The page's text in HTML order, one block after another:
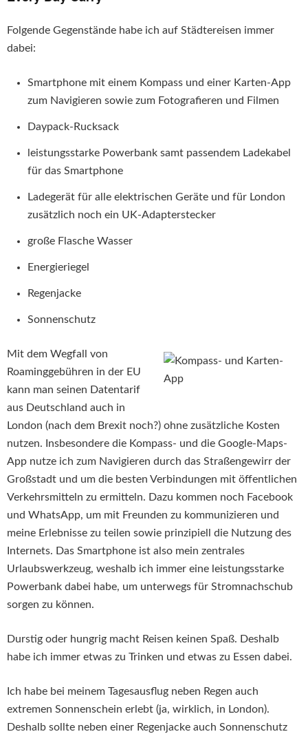
Folgende Gegenstände habe ich auf Städtereisen immer
dabei:
Smartphone mit einem Kompass und einer Karten-App
zum Navigieren sowie zum Fotografieren und Filmen
Daypack-Rucksack
leistungsstarke Powerbank samt passendem Ladekabel
für das Smartphone
Ladegerät für alle elektrischen Geräte und für London
zusätzlich noch ein UK-Adapterstecker
große Flasche Wasser
Energieriegel
Regenjacke
Sonnenschutz
Mit dem Wegfall von
Roaminggebühren in der EU
kann man seinen Datentarif
aus Deutschland auch in
London (nach dem Brexit noch?) ohne zusätzliche Kosten
nutzen. Insbesondere die Kompass- und die Google-Maps-
App nutze ich zum Navigieren durch das Straßengewirr der
Großstadt und um die besten Verbindungen mit öffentlichen
Verkehrsmitteln zu ermitteln. Dazu kommen noch Facebook
und WhatsApp, um mit Freunden zu kommunizieren und
meine Erlebnisse zu teilen sowie prinzipiell die Nutzung des
Internets. Das Smartphone ist also mein zentrales
Urlaubswerkzeug, weshalb ich immer eine leistungsstarke
Powerbank dabei habe, um unterwegs für Stromnachschub
sorgen zu können.
Durstig oder hungrig macht Reisen keinen Spaß. Deshalb
habe ich immer etwas zu Trinken und etwas zu Essen dabei.
Ich habe bei meinem Tagesausflug neben Regen auch
extremen Sonnenschein erlebt (ja, wirklich, in London).
Deshalb sollte neben einer Regenjacke auch Sonnenschutz